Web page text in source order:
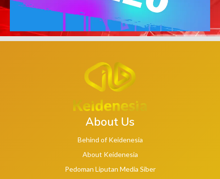
About Us
Behind of Keidenesia
About Keidenesia
Pedoman Liputan Media Siber